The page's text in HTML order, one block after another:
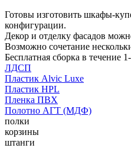
Готовы изготовить шкафы-
конфигурации.
Декор и отделку фасадов
Возможно сочетание
Бесплатная сборка в течение
ЛДСП
Пластик Alvic Luxe
Пластик HPL
Пленка ПВХ
Полотно АГТ (МДФ)
полки
корзины
штанги